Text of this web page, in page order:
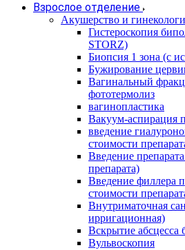
Взрослое отделение
Акушерство и
Гистероскопия
STORZ)
Биопсия 1 зона (с
Бужирование
Вагинальный
фототермолиз
вагинопластика
Вакуум-аспирация
введение
стоимости
Введение
препарата)
Введение филлера
стоимости
Внутриматочная
ирригационная)
Вскрытие абсцесса
Вульвоскопия